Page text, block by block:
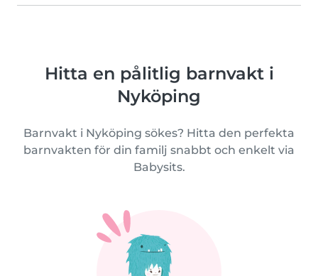
Hitta en pålitlig barnvakt i
Nyköping
Barnvakt i Nyköping sökes? Hitta den perfekta
barnvakten för din familj snabbt och enkelt via
Babysits.